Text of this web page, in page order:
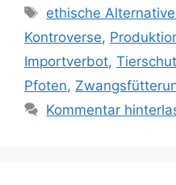
e
g
o
r
S
c
l
a
g
ethische
Kontroverse,
Importverbot,
Pfoten,
Kommentar